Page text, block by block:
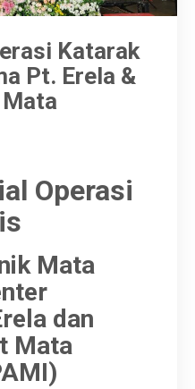
Katarak
Pt. Erela &
Operasi
Mata
dan
Mata